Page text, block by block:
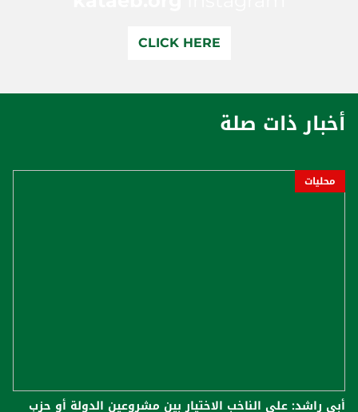
CLICK HERE
أخبار ذات صلة
محليات
أبي راشد: على الناخب الاختيار بين مشروعين الدولة أو حزب